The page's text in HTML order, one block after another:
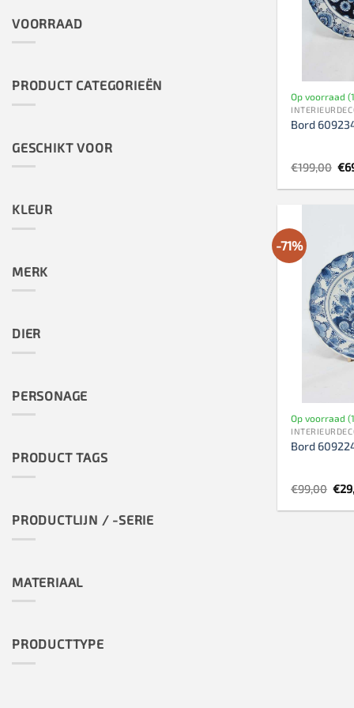
VOORRAAD
PRODUCT CATEGORIEËN
GESCHIKT VOOR
KLEUR
MERK
DIER
PERSONAGE
PRODUCT TAGS
PRODUCTLIJN / -SERIE
MATERIAAL
PRODUCTTYPE
Op voorraad
Bord
€199,00 €
-71%
Op voorraad
Bord
€99,00
prijs
€